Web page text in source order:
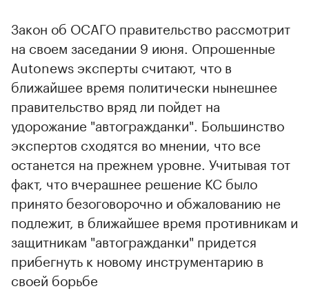
Закон об ОСАГО правительство рассмотрит
на своем заседании 9 июня. Опрошенные
Autonews эксперты считают, что в
ближайшее время политически нынешнее
правительство вряд ли пойдет на
удорожание "автогражданки". Большинство
экспертов сходятся во мнении, что все
останется на прежнем уровне. Учитывая тот
факт, что вчерашнее решение КС было
принято безоговорочно и обжалованию не
подлежит, в ближайшее время противникам и
защитникам "автогражданки" придется
прибегнуть к новому инструментарию в
своей борьбе